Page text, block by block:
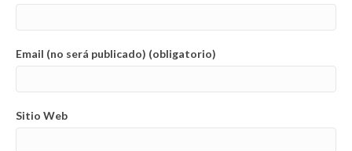
Email (no será publicado) (obligatorio)
Sitio Web